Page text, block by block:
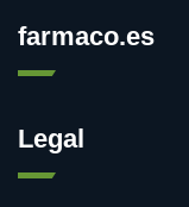
farmaco.es
Legal